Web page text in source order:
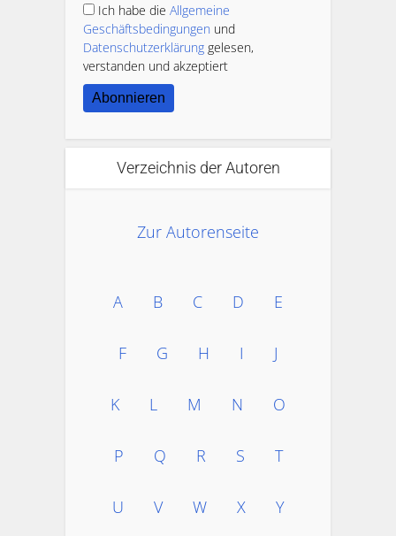
Ich habe die Allgemeine
Geschäftsbedingungen und
Datenschutzerklärung gelesen,
verstanden und akzeptiert
Abonnieren
Verzeichnis der Autoren
Zur Autorenseite
A B C D E
F G H I J
K L M N O
P Q R S T
U V W X Y